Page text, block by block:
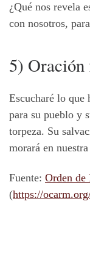
¿Qué nos revela
con nosotros,
5)
Escucharé lo que
para su pueblo y
torpeza. Su
morará en
Fuente: Orden de
(https://